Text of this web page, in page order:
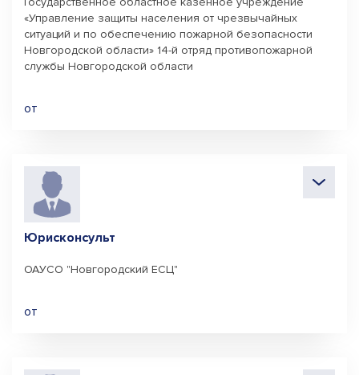
«Управление защиты населения от чрезвычайных
ситуаций и по обеспечению пожарной безопасности
Новгородской области» 14-й отряд противопожарной
службы Новгородской области
от
Юрисконсульт
ОАУСО "Новгородский ЕСЦ"
от